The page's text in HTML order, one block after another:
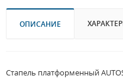
ОПИСАНИЕ
Стапель платформенный